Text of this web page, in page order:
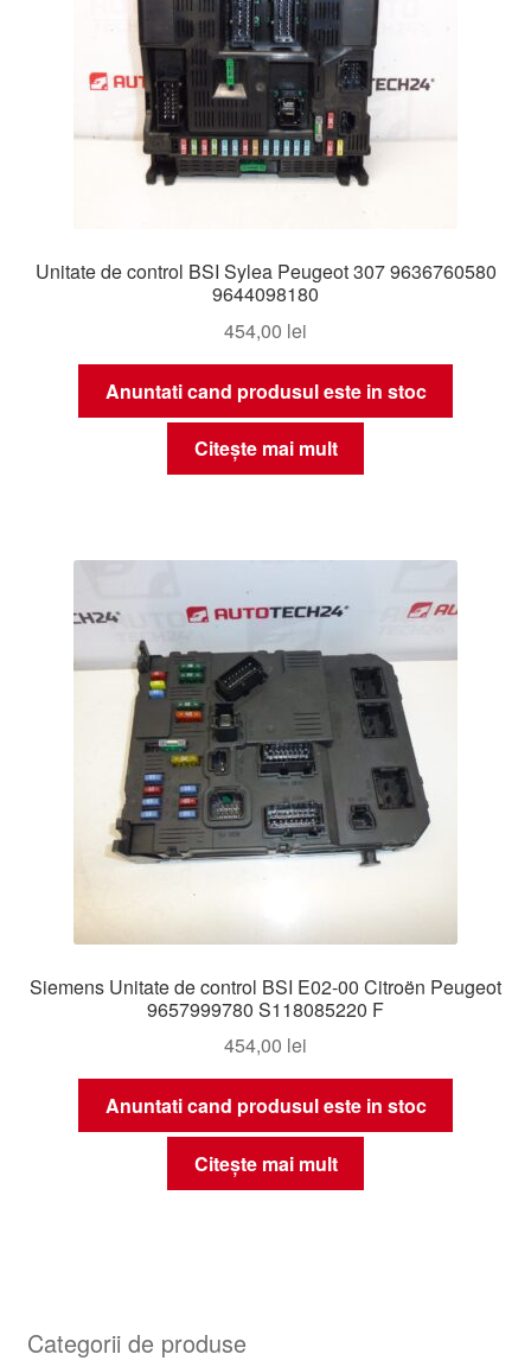
Unitate de control BSI Sylea Peugeot 307 9636760580
9644098180
454,00 lei
Anuntati cand produsul este in stoc
Citește mai mult
Siemens Unitate de control BSI E02-00 Citroën Peugeot
9657999780 S118085220 F
454,00 lei
Anuntati cand produsul este in stoc
Citește mai mult
Categorii de produse